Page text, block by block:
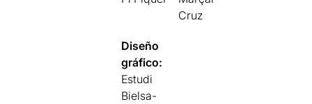
Cruz
Diseño
gráfico:
Estudi
Bielsa-